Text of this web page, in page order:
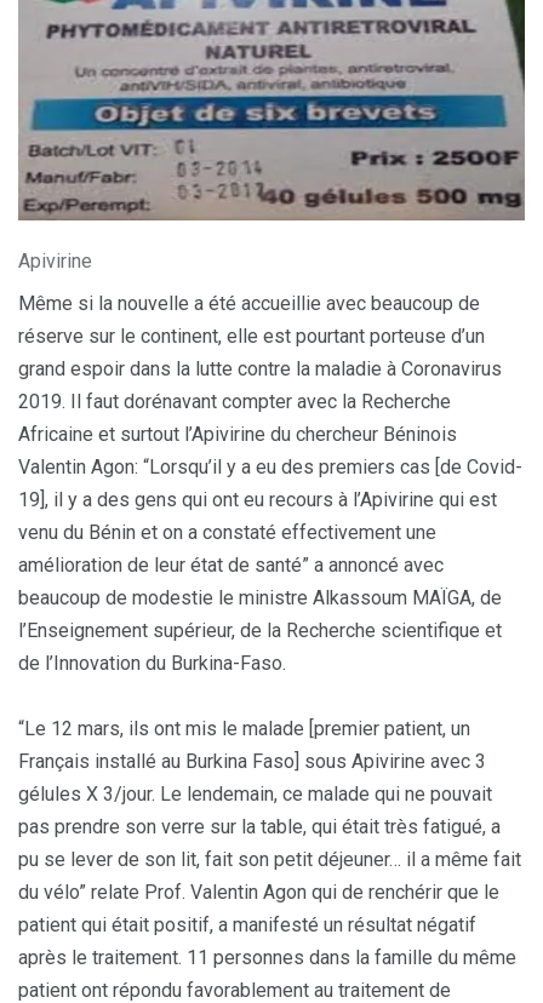
Apivirine
Même si la nouvelle a été accueillie avec beaucoup de
réserve sur le continent, elle est pourtant porteuse d’un
grand espoir dans la lutte contre la maladie à Coronavirus
2019. Il faut dorénavant compter avec la Recherche
Africaine et surtout l’Apivirine du chercheur Béninois
Valentin Agon: “Lorsqu’il y a eu des premiers cas [de Covid-
19], il y a des gens qui ont eu recours à l’Apivirine qui est
venu du Bénin et on a constaté effectivement une
amélioration de leur état de santé” a annoncé avec
beaucoup de modestie le ministre Alkassoum MAÏGA, de
l’Enseignement supérieur, de la Recherche scientifique et
de l’Innovation du Burkina-Faso.
“Le 12 mars, ils ont mis le malade [premier patient, un
Français installé au Burkina Faso] sous Apivirine avec 3
gélules X 3/jour. Le lendemain, ce malade qui ne pouvait
pas prendre son verre sur la table, qui était très fatigué, a
pu se lever de son lit, fait son petit déjeuner… il a même fait
du vélo” relate Prof. Valentin Agon qui de renchérir que le
patient qui était positif, a manifesté un résultat négatif
après le traitement. 11 personnes dans la famille du même
patient ont répondu favorablement au traitement de